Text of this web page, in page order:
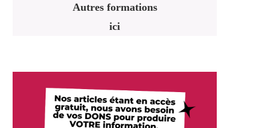
Autres formations
ici